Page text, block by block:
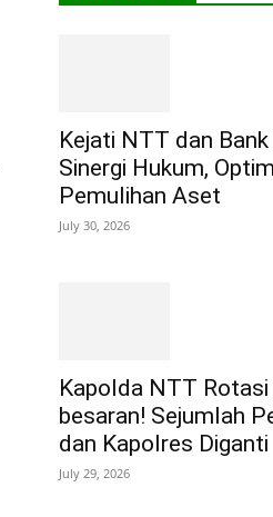
Kejati NTT dan
Sinergi Hukum,
Pemulihan Aset
July 30, 2026
Kapolda NTT Rotasi
besaran! Sejumlah
dan Kapolres Diganti
July 29, 2026